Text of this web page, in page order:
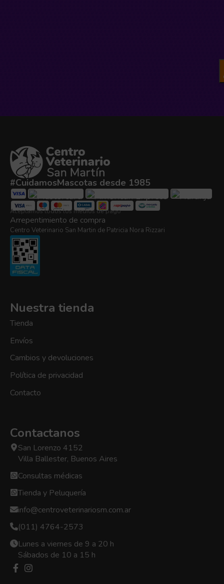
#CuidamosMascotas desde 1985
Aceptamos todos los medios de pago
Arrepentimiento de compra
Centro Veterinario San Martin de Patricia Nora Rizzari
Nuestra tienda
Tienda
Envíos
Cambios y devoluciones
Política de privacidad
Contacto
Contactanos
San Lorenzo 4152
Villa Ballester, Buenos Aires
Consultas médicas
Tienda y Peluquería
info@centroveterinariosm.com.ar
(011) 4764-2573
Lunes a viernes de 9 a 20 h
Sábados de 10 a 15 h